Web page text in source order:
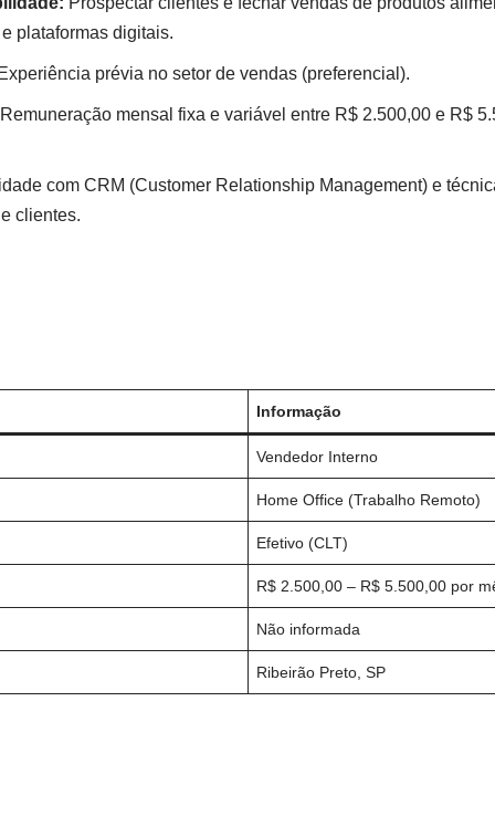
plataformas digitais.
prévia no setor de vendas (preferencial).
mensal fixa e variável entre R$ 2.500,00 e R$
com CRM (Customer Relationship Management) e
clientes.
Informação
Vendedor Interno
Home Office (Trabalho Remoto)
Efetivo (CLT)
R$ 2.500,00 – R$ 5.500,00 por
Não informada
Ribeirão Preto, SP